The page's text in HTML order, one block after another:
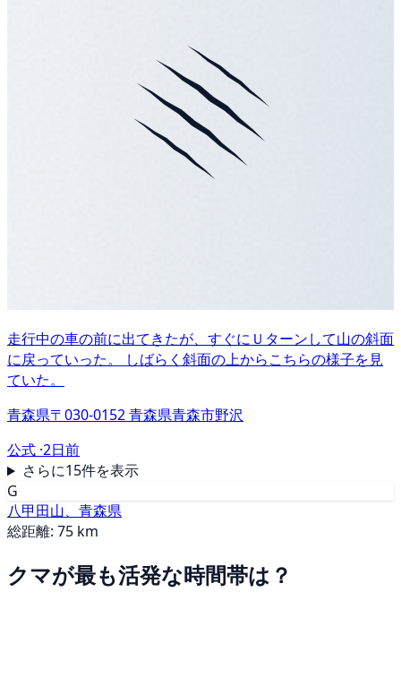
走行中の車の前に出てきたが、すぐにＵターンして山の斜面
に戻っていった。 しばらく斜面の上からこちらの様子を見
ていた。
青森県〒030-0152 青森県青森市野沢
公式 ·2日前
さらに15件を表示
G
八甲田山、青森県
総距離: 75 km
クマが最も活発な時間帯は？